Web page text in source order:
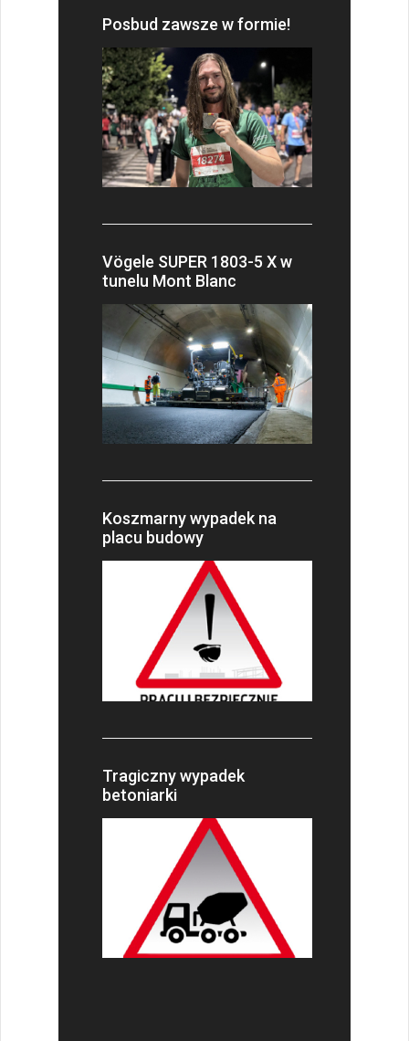
Posbud zawsze w formie!
Vögele SUPER 1803-5 X w
tunelu Mont Blanc
Koszmarny wypadek na
placu budowy
Tragiczny wypadek
betoniarki